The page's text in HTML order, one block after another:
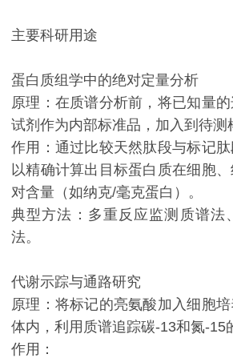
主要科研用途
蛋白质组学中的绝对定量分析
原理：在质谱分析前，将已知量
试剂作为内部标准品，加入到待测
作用：通过比较天然肽段与标记
以精确计算出目标蛋白质在细胞
对含量（如纳克/毫克蛋白）。
典型方法：多重反应监测质谱法
法。
代谢示踪与通路研究
原理：将标记的亮氨酸加入细胞
体内，利用质谱追踪碳-13和氮-15
作用：